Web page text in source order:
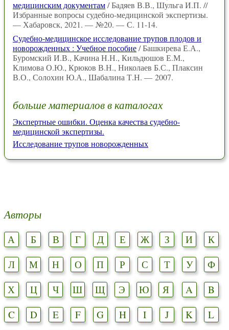
медицинским документам/ Бадяев В.В., Шульга И.П. //
Избранные вопросы судебно-медицинской экспертизы.
— Хабаровск, 2021. — №20. — С. 11-14.
Судебно-медицинское исследование трупов плодов и
новорожденных : Учебное пособие/ Башкирева Е.А.,
Буромский И.В., Качина Н.Н., Кильдюшов Е.М.,
Климова О.Ю., Крюков В.Н., Николаев Б.С., Плаксин
В.О., Солохин Ю.А., Шабалина Т.Н. — 2007.
больше материалов в каталогах
Экспертные ошибки. Оценка качества судебно-
медицинской экспертизы.
Исследование трупов новорожденных
Авторы
А Б В Г Д Е Ж З И
К
Л
М Н О П Р С Т У
Ф
Х
Ц Ч Ш Щ Э Ю Я A
B
C
D E F G H I J K
L